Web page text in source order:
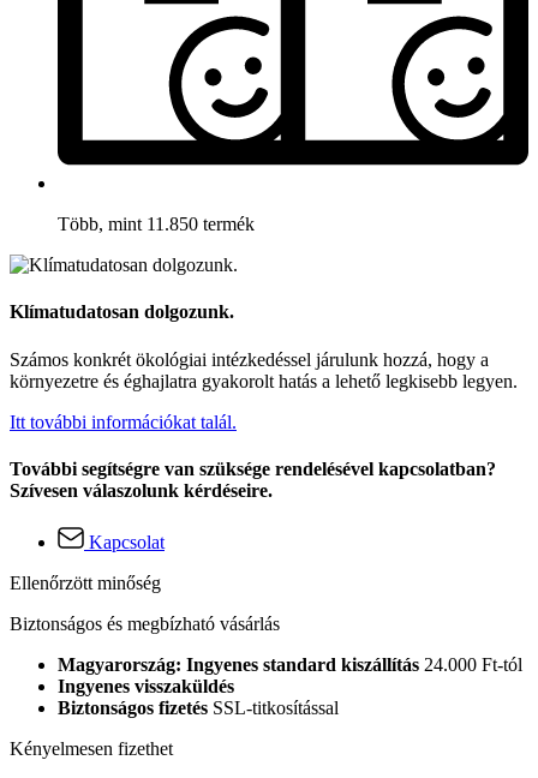
Több, mint 11.850 termék
Klímatudatosan dolgozunk.
Számos konkrét ökológiai intézkedéssel járulunk hozzá, hogy a
környezetre és éghajlatra gyakorolt hatás a lehető legkisebb legyen.
Itt további információkat talál.
További segítségre van szüksége rendelésével kapcsolatban?
Szívesen válaszolunk kérdéseire.
Kapcsolat
Ellenőrzött minőség
Biztonságos és megbízható vásárlás
Magyarország: Ingyenes standard kiszállítás 24.000 Ft-tól
Ingyenes visszaküldés
Biztonságos fizetés SSL-titkosítással
Kényelmesen fizethet